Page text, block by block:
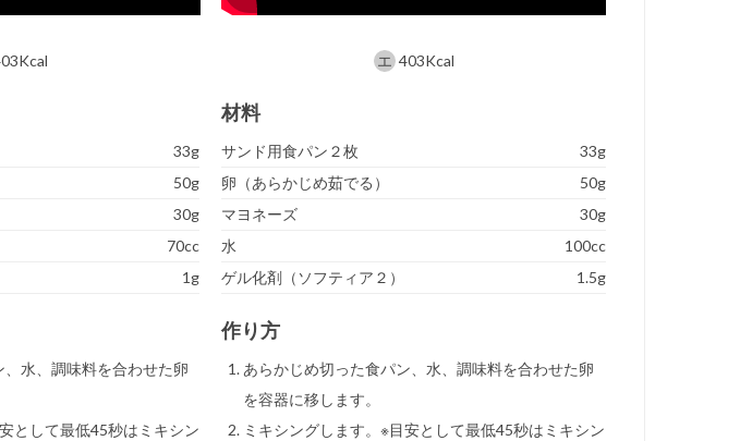
33g
50g
30g
70cc
1g
水、調味料を合わせた卵
として最低45秒はミキシン
403Kcal
材料
サンド用食パン２枚
33g
卵（あらかじめ茹でる）
50g
マヨネーズ
30g
水
100cc
ゲル化剤（ソフティア２）
1.5g
作り方
あらかじめ切った食パン、水、調味料を合わせた卵
を容器に移します。
ミキシングします。※目安として最低45秒はミキシン